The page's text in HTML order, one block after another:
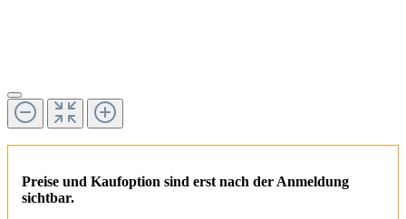
Preise und Kaufoption sind erst nach der Anmeldung
sichtbar.